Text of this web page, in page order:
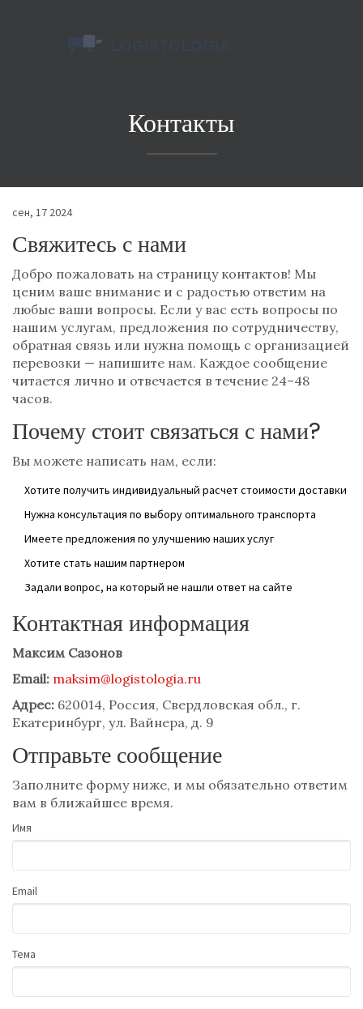
Контакты
сен, 17 2024
Свяжитесь с нами
Добро пожаловать на страницу контактов! Мы
ценим ваше внимание и с радостью ответим на
любые ваши вопросы. Если у вас есть вопросы по
нашим услугам, предложения по сотрудничеству,
обратная связь или нужна помощь с организацией
перевозки — напишите нам. Каждое сообщение
читается лично и отвечается в течение 24–48
часов.
Почему стоит связаться с нами?
Вы можете написать нам, если:
Хотите получить индивидуальный расчет стоимости доставки
Нужна консультация по выбору оптимального транспорта
Имеете предложения по улучшению наших услуг
Хотите стать нашим партнером
Задали вопрос, на который не нашли ответ на сайте
Контактная информация
Максим Сазонов
Email: maksim@logistologia.ru
Адрес: 620014, Россия, Свердловская обл., г.
Екатеринбург, ул. Вайнера, д. 9
Отправьте сообщение
Заполните форму ниже, и мы обязательно ответим
вам в ближайшее время.
Имя
Email
Тема